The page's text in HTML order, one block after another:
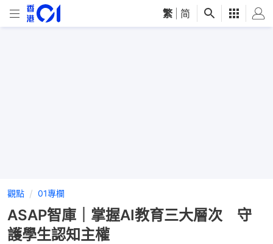
繁 简
觀點 01專欄
ASAP智庫｜掌握AI教育三大層次 守
護學生認知主權